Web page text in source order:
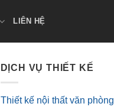
LIÊN HỆ
DỊCH VỤ THIẾT KẾ
Thiết kế nội thất văn phòng